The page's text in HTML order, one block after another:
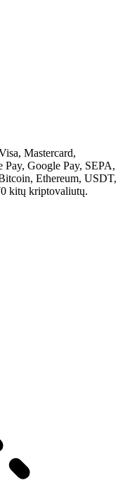
Mastercard,
Google Pay, SEPA,
Ethereum, USDT,
kitų kriptovaliutų.